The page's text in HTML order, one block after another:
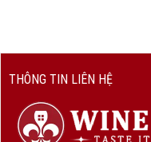
THÔNG TIN LIÊN HỆ